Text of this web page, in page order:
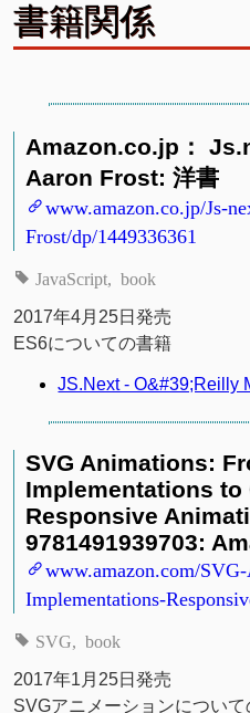
書籍関係
Amazon.co.jp：
Aaron Frost: 洋書
www.amazon.co.jp/Js-
Frost/dp/1449336361
JavaScript book
2017年4月25日発売
ES6についての書籍
JS.Next - O&#39;Reilly
SVG Animations:
Implementations to
Responsive
9781491939703:
www.amazon.com/
Implementations-
SVG book
2017年1月25日発売
SVGアニメーションについて